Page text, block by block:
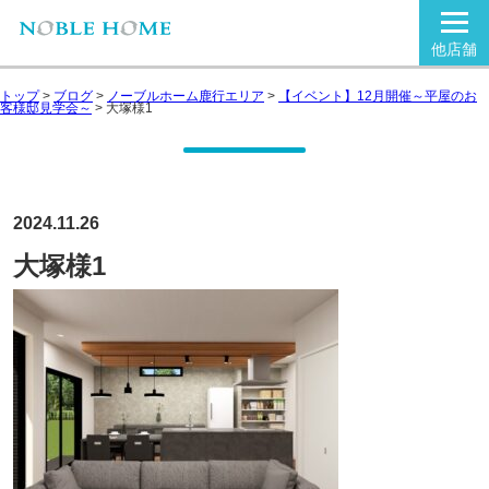
他店舗
トップ> ブログ > ノーブルホーム鹿行エリア > 【イベント】12月開催～平屋のお
客様邸見学会～ > 大塚様1
2024.11.26
大塚様1